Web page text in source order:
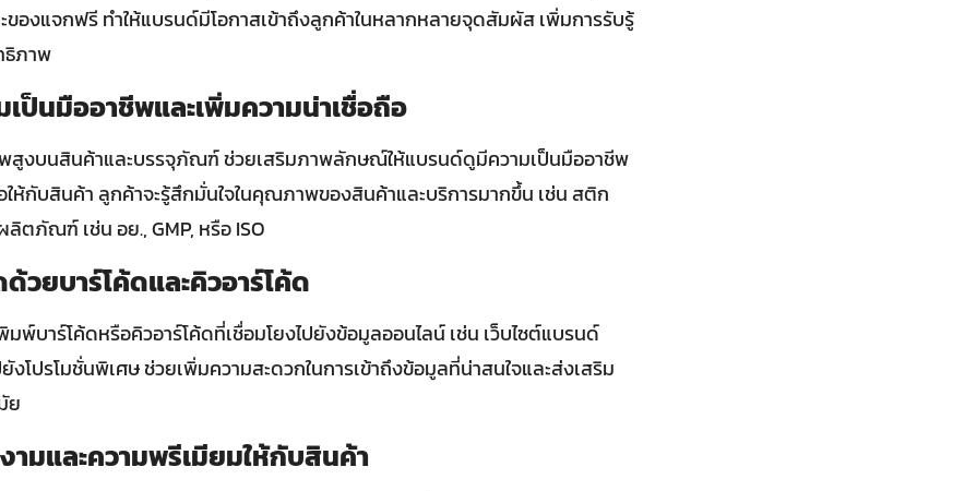
องแจกฟรี ทำให้แบรนด์มีโอกาสเข้าถึงลูกค้าในหลากหลายจุดสัมผัส เพิ่มการรับรู้
ธิภาพ
เป็นมืออาชีพและเพิ่มความน่าเชื่อถือ
สูงบนสินค้าและบรรจุภัณฑ์ ช่วยเสริมภาพลักษณ์ให้แบรนด์ดูมีความเป็นมืออาชีพ
ให้กับสินค้า ลูกค้าจะรู้สึกมั่นใจในคุณภาพของสินค้าและบริการมากขึ้น เช่น สติก
ตภัณฑ์ เช่น อย., GMP, หรือ ISO
วยบาร์โค้ดและคิวอาร์โค้ด
พ์บาร์โค้ดหรือคิวอาร์โค้ดที่เชื่อมโยงไปยังข้อมูลออนไลน์ เช่น เว็บไซต์แบรนด์
โปรโมชั่นพิเศษ ช่วยเพิ่มความสะดวกในการเข้าถึงข้อมูลที่น่าสนใจและส่งเสริม
ย
ามและความพรีเมียมให้กับสินค้า